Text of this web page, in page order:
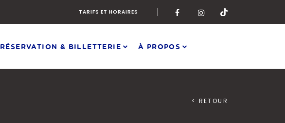
TARIFS ET HORAIRES
RÉSERVATION & BILLETTERIE À PROPOS
< RETOUR